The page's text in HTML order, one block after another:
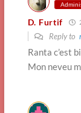
D. Furtif
Reply to
Ranta c’est
Mon neveu